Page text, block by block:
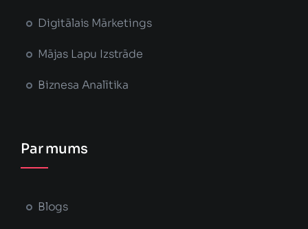
Digitālais Mārketings
Mājas Lapu Izstrāde
Biznesa Analītika
Par mums
Blogs